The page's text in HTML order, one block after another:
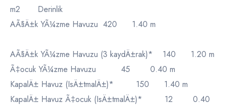
m2 Derinlik
AÃ§Ä±k YÃ¼zme Havuzu 420 1.40 m
AÃ§Ä±k YÃ¼zme Havuzu (3 kaydÄ±rak)* 140 1.20 m
Ã‡ocuk YÃ¼zme Havuzu 45 0.40 m
KapalÄ± Havuz (IsÄ±tmalÄ±)* 150 1.40 m
KapalÄ± Havuz Ã‡ocuk (IsÄ±tmalÄ±)* 12 0.40